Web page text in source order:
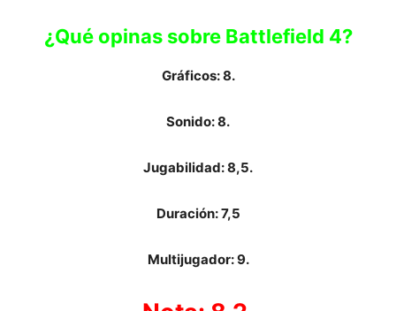
¿Qué opinas sobre Battlefield 4?
Gráficos: 8.
Sonido: 8.
Jugabilidad: 8,5.
Duración: 7,5
Multijugador: 9.